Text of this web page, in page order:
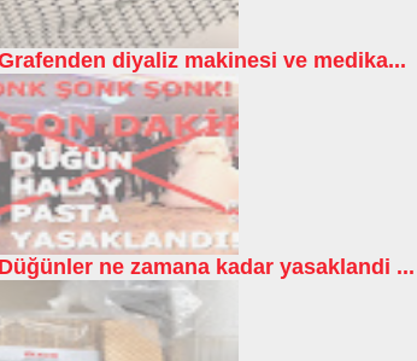
diyaliz makinesi ve medika...
Düğünler ne zamana kadar yasaklandi ...